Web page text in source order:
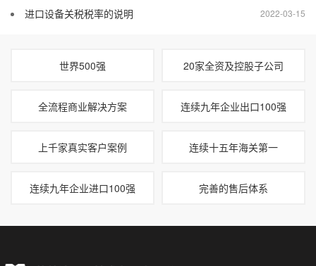
2022-03-15
进口设备关税税率的说明
世界500强 20家全资及控股子公司
全流程商业解决方案 连续九年企业出口100强
上千家真实客户案例 连续十五年海关第一
连续九年企业进口100强 完善的售后体系